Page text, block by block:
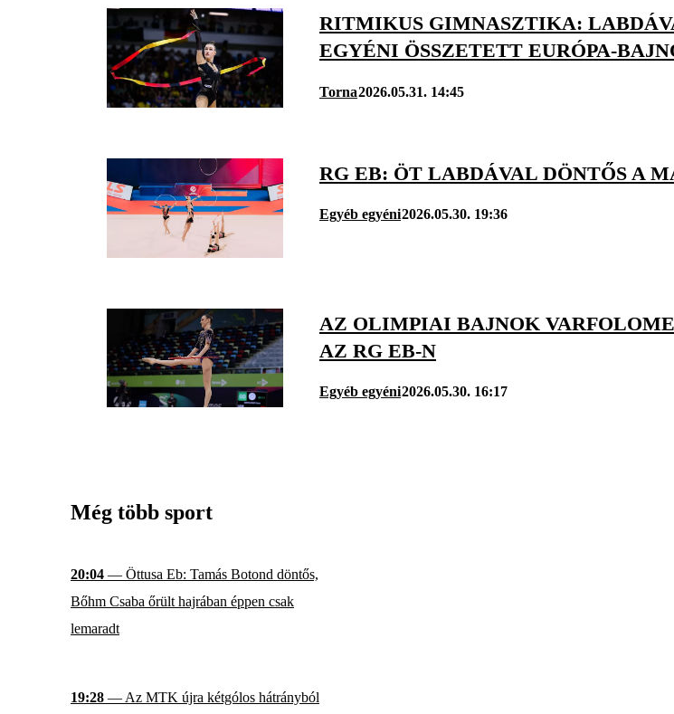
RITMIKUS GIMNASZTIKA:
EGYÉNI ÖSSZETETT EURÓPA-
Torna2026.05.31. 14:45
RG EB: ÖT LABDÁVAL DÖNTŐS A
Egyéb egyéni2026.05.30. 19:36
AZ OLIMPIAI BAJNOK
AZ RG EB-N
Egyéb egyéni2026.05.30. 16:17
Még több sport
20:04 — Öttusa Eb: Tamás Botond döntős,
Bőhm Csaba őrült hajrában éppen csak
lemaradt
19:28 — Az MTK újra kétgólos hátrányból